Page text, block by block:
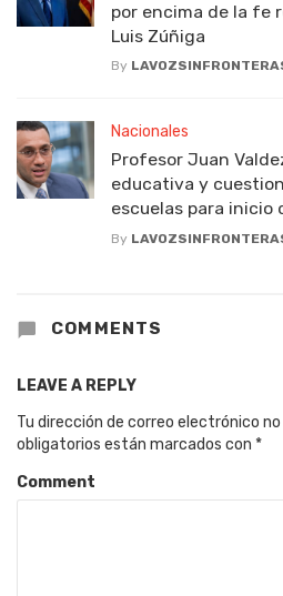
por encima de la fe
Luis Zúñiga
By
Nacionales
Profesor Juan
educativa y
escuelas para inicio
By
COMMENTS
LEAVE A REPLY
Tu dirección de correo electrónico
obligatorios están marcados con *
Comment